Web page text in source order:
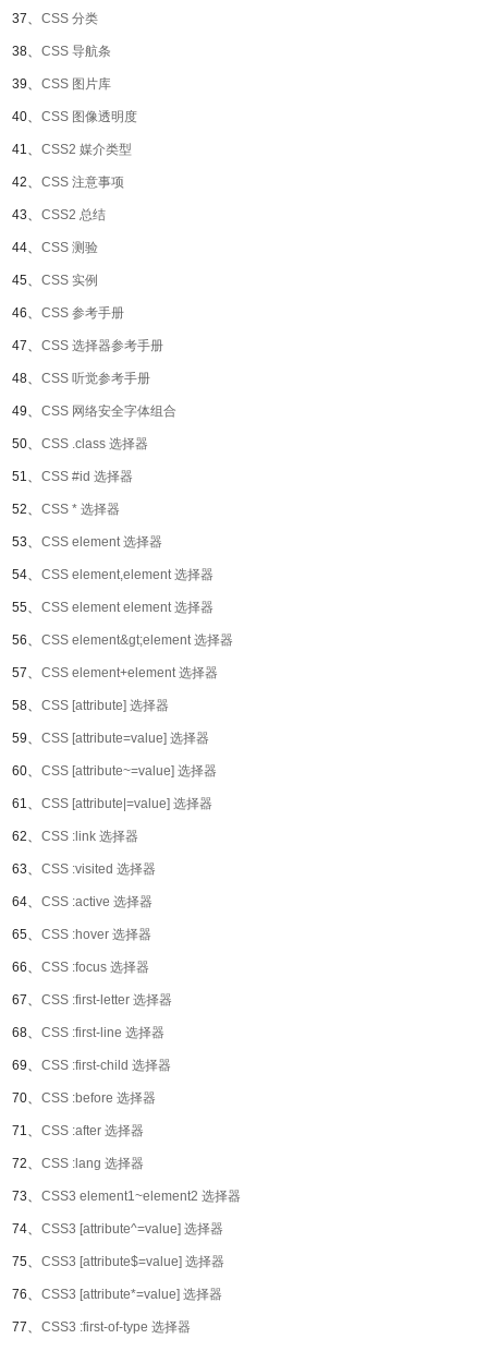
37、 CSS 分类
38、 CSS 导航条
39、 CSS 图片库
40、 CSS 图像透明度
41、 CSS2 媒介类型
42、 CSS 注意事项
43、 CSS2 总结
44、 CSS 测验
45、 CSS 实例
46、 CSS 参考手册
47、 CSS 选择器参考手册
48、 CSS 听觉参考手册
49、 CSS 网络安全字体组合
50、 CSS .class 选择器
51、 CSS #id 选择器
52、 CSS * 选择器
53、 CSS element 选择器
54、 CSS element,element 选择器
55、 CSS element element 选择器
56、 CSS element&gt;element 选择器
57、 CSS element+element 选择器
58、 CSS [attribute] 选择器
59、 CSS [attribute=value] 选择器
60、 CSS [attribute~=value] 选择器
61、 CSS [attribute|=value] 选择器
62、 CSS :link 选择器
63、 CSS :visited 选择器
64、 CSS :active 选择器
65、 CSS :hover 选择器
66、 CSS :focus 选择器
67、 CSS :first-letter 选择器
68、 CSS :first-line 选择器
69、 CSS :first-child 选择器
70、 CSS :before 选择器
71、 CSS :after 选择器
72、 CSS :lang 选择器
73、 CSS3 element1~element2 选择器
74、 CSS3 [attribute^=value] 选择器
75、 CSS3 [attribute$=value] 选择器
76、 CSS3 [attribute*=value] 选择器
77、 CSS3 :first-of-type 选择器